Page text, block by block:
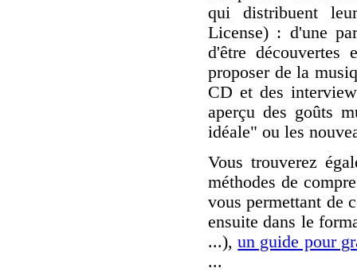
qui distribuent
License) : d'une
d'être découvertes
proposer de la
CD et des
aperçu des goûts
idéale" ou les
Vous trouverez
méthodes de
vous permettant de
ensuite dans le
...),un guide pour
...